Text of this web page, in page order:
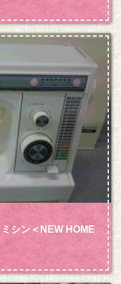
シン＜NEW HOME